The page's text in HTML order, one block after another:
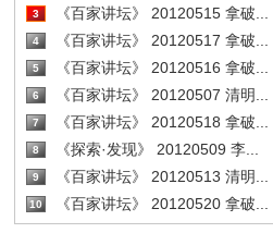
3 《百家讲坛》 20120515 拿破...
4 《百家讲坛》 20120517 拿破...
5 《百家讲坛》 20120516 拿破...
6 《百家讲坛》 20120507 清明...
7 《百家讲坛》 20120518 拿破...
8 《探索·发现》 20120509 李...
9 《百家讲坛》 20120513 清明...
10 《百家讲坛》 20120520 拿破...